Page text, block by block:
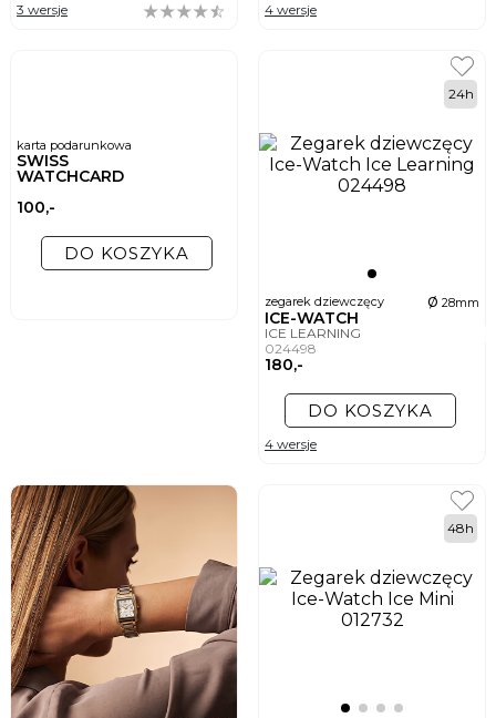
3 wersje 4 wersje
karta podarunkowa
SWISS
WATCHCARD
100,-
DO KOSZYKA
zegarek dziewczęcy ø 28mm
ICE-WATCH
ICE LEARNING
024498
180,-
24h
DO KOSZYKA
4 wersje
48h